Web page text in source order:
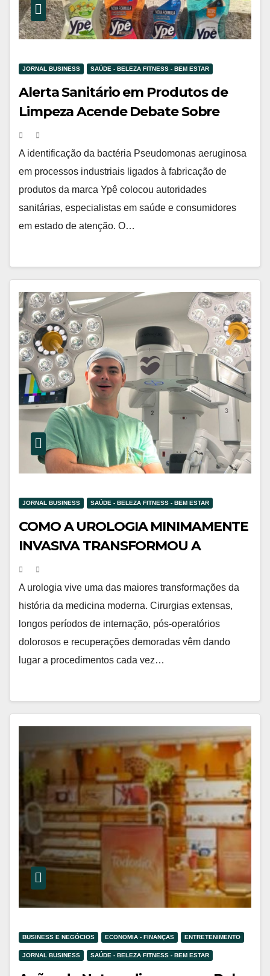
JORNAL BUSINESS SAÚDE - BELEZA FITNESS - BEM ESTAR
Alerta Sanitário em Produtos de
Limpeza Acende Debate Sobre
Segurança Industrial no Brasil
A identificação da bactéria Pseudomonas aeruginosa
em processos industriais ligados à fabricação de
produtos da marca Ypê colocou autoridades
sanitárias, especialistas em saúde e consumidores
em estado de atenção. O…
JORNAL BUSINESS SAÚDE - BELEZA FITNESS - BEM ESTAR
COMO A UROLOGIA MINIMAMENTE
INVASIVA TRANSFORMOU A
UROLOGIA TRADICIONAL NO
BRASIL
A urologia vive uma das maiores transformações da
história da medicina moderna. Cirurgias extensas,
longos períodos de internação, pós-operatórios
dolorosos e recuperações demoradas vêm dando
lugar a procedimentos cada vez…
BUSINESS E NEGÓCIOS ECONOMIA - FINANÇAS ENTRETENIMENTO
JORNAL BUSINESS SAÚDE - BELEZA FITNESS - BEM ESTAR